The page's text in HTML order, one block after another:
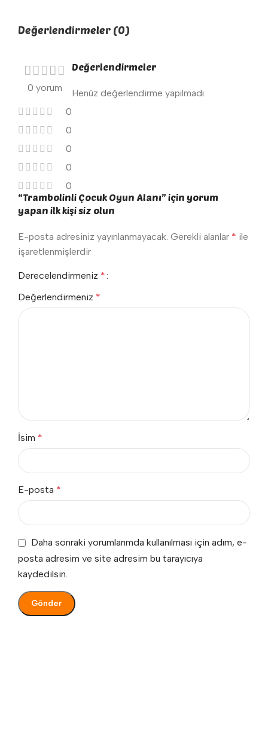
Değerlendirmeler (0)
0 yorum
0
0
0
0
0
Değerlendirmeler
Henüz değerlendirme yapılmadı.
“Trambolinli Çocuk Oyun Alanı” için yorum
yapan ilk kişi siz olun
E-posta adresiniz yayınlanmayacak. Gerekli alanlar * ile
işaretlenmişlerdir
Derecelendirmeniz *
Değerlendirmeniz *
İsim *
E-posta *
Daha sonraki yorumlarımda kullanılması için adım, e-
posta adresim ve site adresim bu tarayıcıya
kaydedilsin.